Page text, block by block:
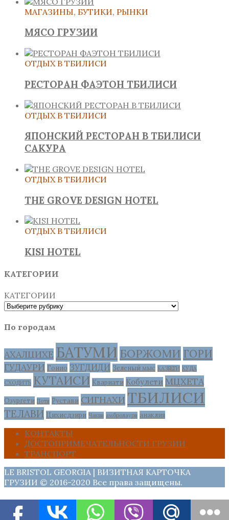
МАГАЗИНЫ, БУТИКИ, РЫНКИ
МЯСО ГРУЗИИ
ОТДЫХ В ТБИЛИСИ
РЕСТОРАН ФАЭТОН ТБИЛИСИ
ОТДЫХ В ТБИЛИСИ
ЯПОНСКИЙ РЕСТОРАН В ТБИЛИСИ
САКУРА
ОТДЫХ В ТБИЛИСИ
THE GROVE DESIGN HOTEL
ОТДЫХ В ТБИЛИСИ
KISI HOTEL
КАТЕГОРИИ
КАТЕГОРИИ
По городам
АХАЛЦИХЕ БАТУМИ БОРЖОМИ ГОРИ
ГУДАУРИ Гонио ЗУГДИДИ Зеленый мыс КАЗБЕГИ КУДА
СХОДИТЬ КУТАИСИ Квариати Кобулети МЦХЕТА
Озургети Поти Рустави СИГНАХИ ТБИЛИСИ
ТЕЛАВИ Цихисдзири Чакви амбролаури анаклия
КОНТАКТЫ
ДОСТОПРИМЕЧАТЕЛЬНОСТИ ГРУЗИИ
ТРАНСПОРТ
LE BRISTOL GEORGIA | ВИЗИТНАЯ КАРТОЧКА
ГРУЗИИ © 2016-2020 Все права защищены.